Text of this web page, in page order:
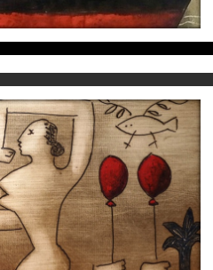
S/T
Víctor Pedra
350€